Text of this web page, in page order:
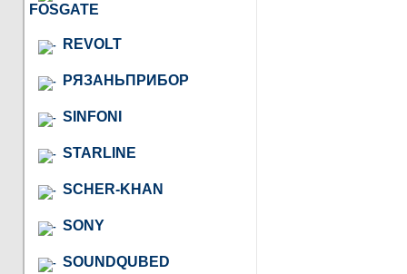
FOSGATE
REVOLT
РЯЗАНЬПРИБОР
SINFONI
STARLINE
SCHER-KHAN
SONY
SOUNDQUBED